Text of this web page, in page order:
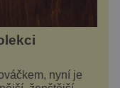
nyní je